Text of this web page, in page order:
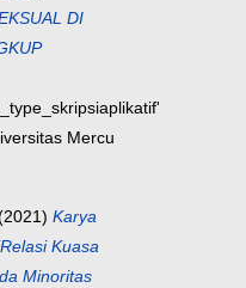
DI
Mercu
Karya
Kuasa
Minoritas